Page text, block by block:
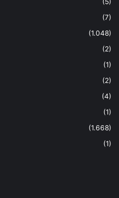
(7)
(1.048)
(2)
(1)
(2)
(4)
(1)
(1.668)
(1)